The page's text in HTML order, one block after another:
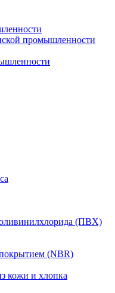
промышленности
(ПВХ)
(NBR)
кожи и хлопка